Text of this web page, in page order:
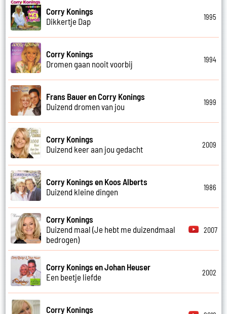
Corry Konings
Dikkertje Dap
1995
Corry Konings
Dromen gaan nooit voorbij
1994
Frans Bauer en Corry Konings
Duizend dromen van jou
1999
Corry Konings
Duizend keer aan jou gedacht
2009
Corry Konings en Koos Alberts
Duizend kleine dingen
1986
Corry Konings
Duizend maal (Je hebt me duizendmaal
bedrogen)
2007
Corry Konings en Johan Heuser
Een beetje liefde
2002
Corry Konings